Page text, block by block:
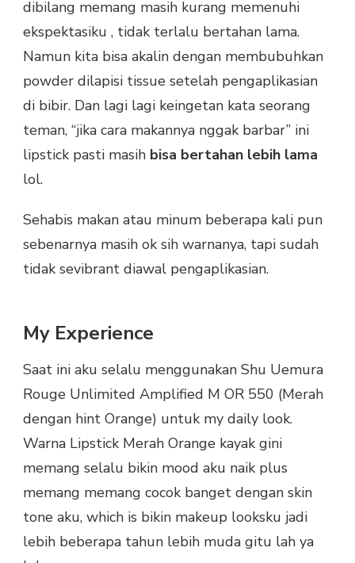
dibilang memang masih kurang memenuhi
ekspektasiku , tidak terlalu bertahan lama.
Namun kita bisa akalin dengan membubuhkan
powder dilapisi tissue setelah pengaplikasian
di bibir. Dan lagi lagi keingetan kata seorang
teman, “jika cara makannya nggak barbar” ini
lipstick pasti masih bisa bertahan lebih lama
lol.
Sehabis makan atau minum beberapa kali pun
sebenarnya masih ok sih warnanya, tapi sudah
tidak sevibrant diawal pengaplikasian.
My Experience
Saat ini aku selalu menggunakan Shu Uemura
Rouge Unlimited Amplified M OR 550 (Merah
dengan hint Orange) untuk my daily look.
Warna Lipstick Merah Orange kayak gini
memang selalu bikin mood aku naik plus
memang memang cocok banget dengan skin
tone aku, which is bikin makeup looksku jadi
lebih beberapa tahun lebih muda gitu lah ya